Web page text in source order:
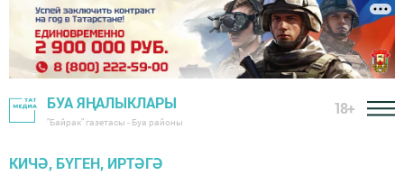
БУА ЯҢАЛЫКЛАРЫ
"Байрак" газетасы - Буа районы
18+
КИЧӘ, БҮГЕН, ИРТӘГӘ